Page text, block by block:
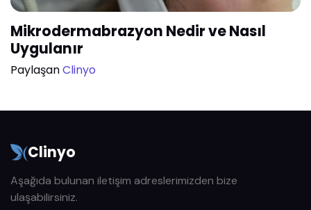
Mikrodermabrazyon Nedir ve Nasıl
Uygulanır
PaylaşanClinyo
Clinyo
Aşağıda bulunan iletişim adreslerimizden bize
ulaşabilirsiniz.